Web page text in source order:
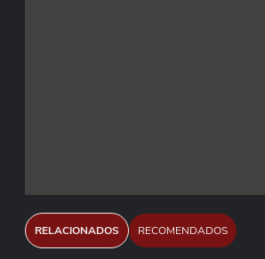
RELACIONADOS RECOMENDADOS